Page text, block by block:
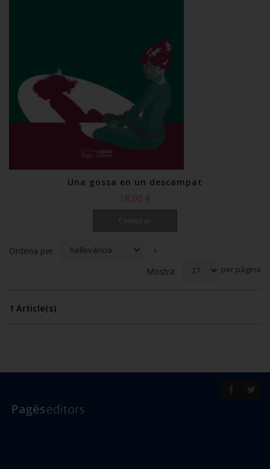
Una gossa en un descampat
18,00 €
Ordena per
Mostra
per pàgina
1 Article(s)